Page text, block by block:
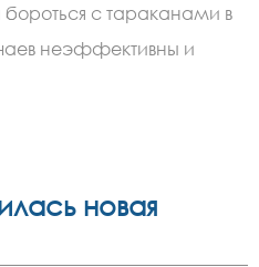
бороться с тараканами в
неэффективны и
новая